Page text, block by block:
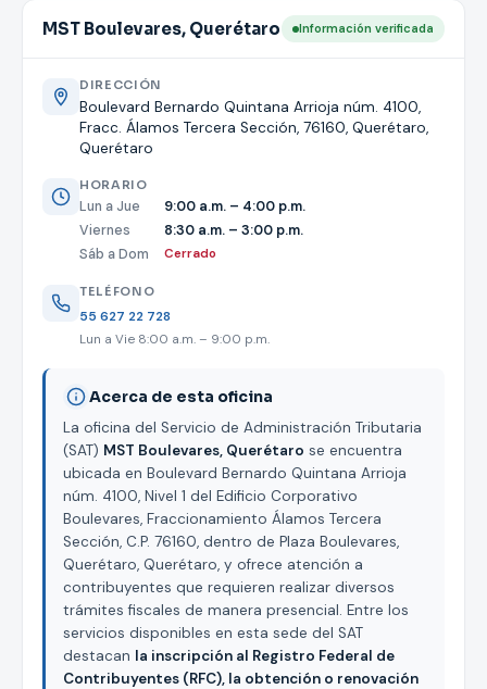
MST Boulevares, Querétaro Información verificada
DIRECCIÓN
Boulevard Bernardo Quintana Arrioja núm. 4100,
Fracc. Álamos Tercera Sección, 76160, Querétaro,
Querétaro
HORARIO
Lun a Jue
9:00 a.m. – 4:00 p.m.
Viernes
8:30 a.m. – 3:00 p.m.
Sáb a Dom
Cerrado
TELÉFONO
55 627 22 728
Lun a Vie 8:00 a.m. – 9:00 p.m.
Acerca de esta oficina
La oficina del Servicio de Administración Tributaria
(SAT) MST Boulevares, Querétaro se encuentra
ubicada en Boulevard Bernardo Quintana Arrioja
núm. 4100, Nivel 1 del Edificio Corporativo
Boulevares, Fraccionamiento Álamos Tercera
Sección, C.P. 76160, dentro de Plaza Boulevares,
Querétaro, Querétaro, y ofrece atención a
contribuyentes que requieren realizar diversos
trámites fiscales de manera presencial. Entre los
servicios disponibles en esta sede del SAT
destacan la inscripción al Registro Federal de
Contribuyentes (RFC), la obtención o renovación